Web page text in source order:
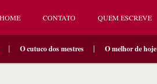
HOME CONTATO QUEM ESCREVE
O cutuco dos mestres O melhor de hoje